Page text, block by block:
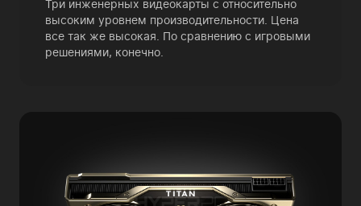
Три инженерных видеокарты с относительно
высоким уровнем производительности. Цена
все так же высокая. По сравнению с игровыми
решениями, конечно.